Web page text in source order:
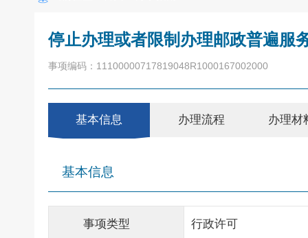
停止办理或者限制办理邮政普遍服
事项编码：11100000717819048R1000167002000
基本信息 办理流程 办理材
基本信息
事项类型 行政许可